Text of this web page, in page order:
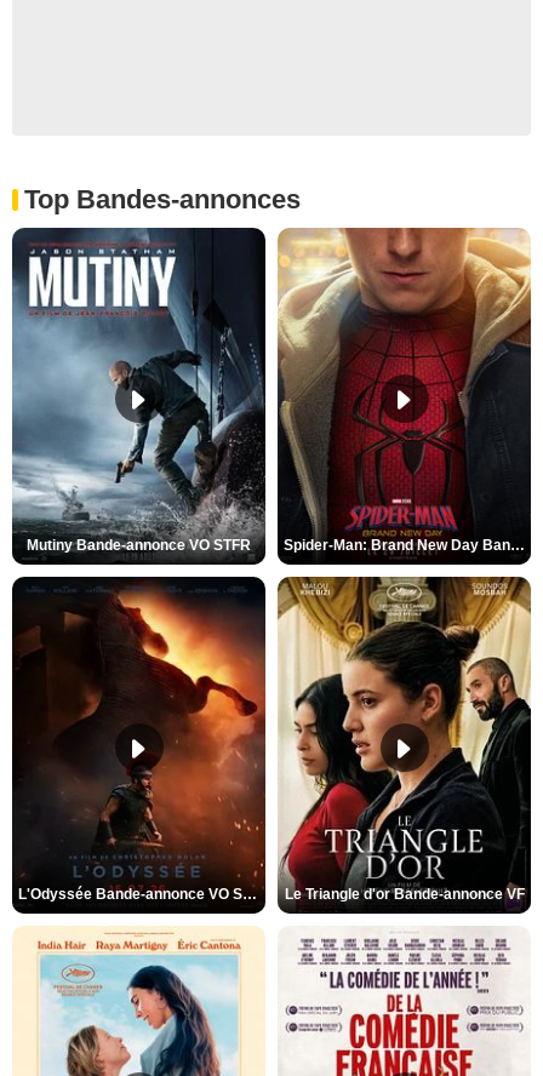
Top Bandes-annonces
Mutiny Bande-annonce VO STFR Spider-Man: Brand New Day Bande-annonce VO STFR
L'Odyssée Bande-annonce VO STFR Le Triangle d'or Bande-annonce VF